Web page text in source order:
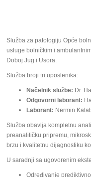
Služba za patologiju Opće
usluge bolničkim i
Doboj Jug i Usora.
Služba broji tri uposlenika:
Načelnik službe: Dr.
Odgovorni laborant:
Laborant: Nermin
Služba obavlja kompletnu
preanalitičku pripremu,
brzu i kvalitetnu dijagnostiku
U saradnji sa ugovorenim
Određivanje